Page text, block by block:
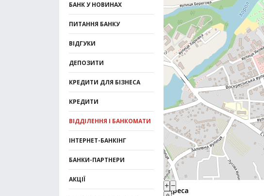
БАНК У НОВИНАХ
ПИТАННЯ БАНКУ
ВІДГУКИ
ДЕПОЗИТИ
КРЕДИТИ ДЛЯ БІЗНЕСА
КРЕДИТИ
ВІДДІЛЕННЯ І БАНКОМАТИ
ІНТЕРНЕТ-БАНКІНГ
БАНКИ-ПАРТНЕРИ
АКЦІЇ
+ −
Адреса